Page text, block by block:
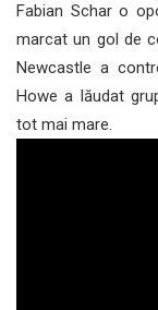
Fabian Schar o
marcat un gol de
Newcastle a
Howe a lăudat
tot mai mare.